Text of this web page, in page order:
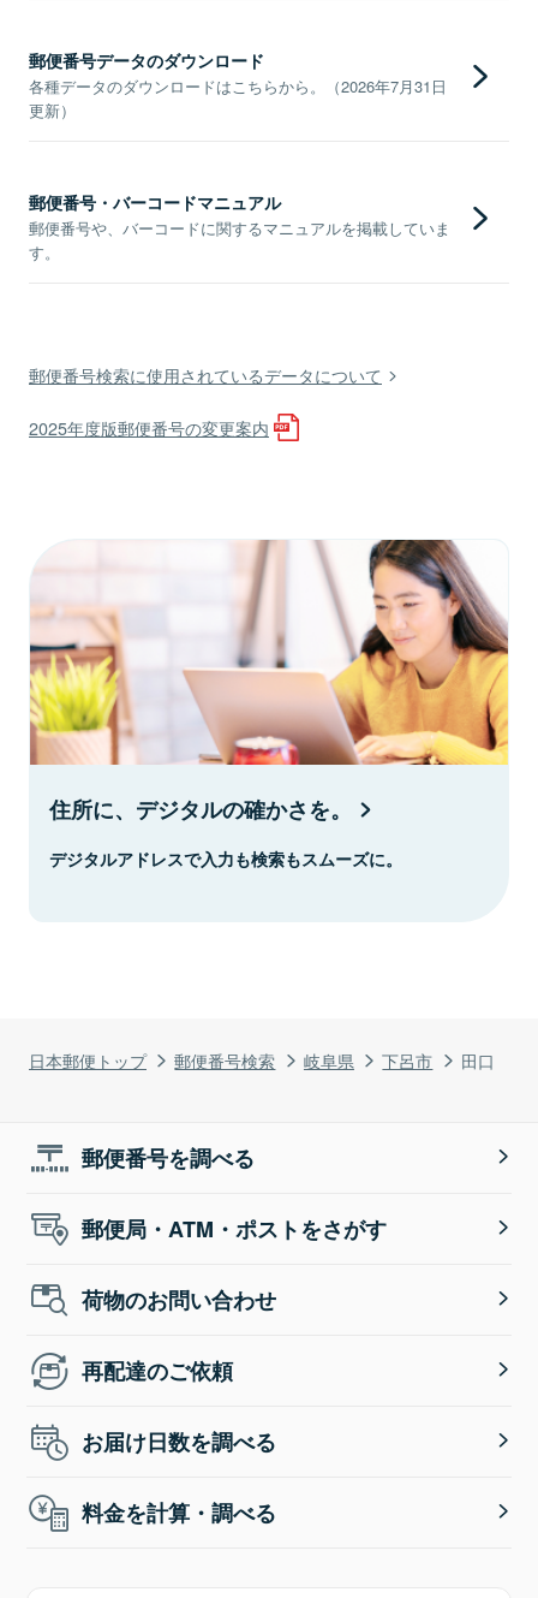
日本郵便トップ 郵便番号検索 岐阜県 下呂市 田口
郵便番号データのダウンロード
各種データのダウンロードはこちらから。（2026年7月31日
更新）
郵便番号・バーコードマニュアル
郵便番号や、バーコードに関するマニュアルを掲載していま
す。
郵便番号検索に使用されているデータについて
2025年度版郵便番号の変更案内
住所に、デジタルの確かさを。
デジタルアドレスで入力も検索もスムーズに。
郵便番号を調べる
郵便局・ATM・ポストをさがす
荷物のお問い合わせ
再配達のご依頼
お届け日数を調べる
料金を計算・調べる